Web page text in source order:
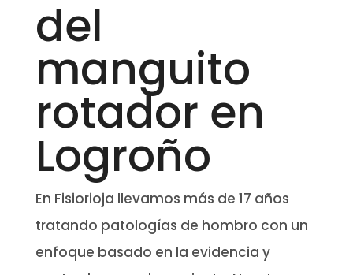
del
manguito
rotador en
Logroño
En Fisiorioja llevamos más de 17 años
tratando patologías de hombro con un
enfoque basado en la evidencia y